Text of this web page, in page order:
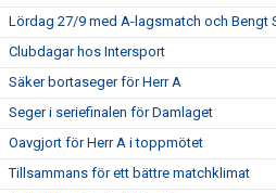
Lördag 27/9 med A-lagsmatch och Bengt
Clubdagar hos Intersport
Säker bortaseger för Herr A
Seger i seriefinalen för Damlaget
Oavgjort för Herr A i toppmötet
Tillsammans för ett bättre matchklimat